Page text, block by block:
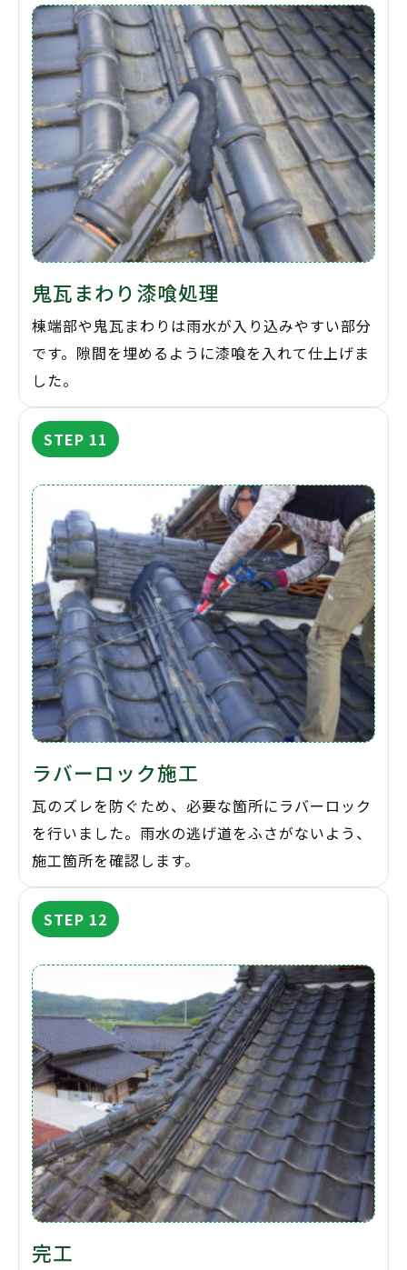
鬼瓦まわり漆喰処理
棟端部や鬼瓦まわりは雨水が入り込みやすい部分
です。隙間を埋めるように漆喰を入れて仕上げま
した。
STEP 11
ラバーロック施工
瓦のズレを防ぐため、必要な箇所にラバーロック
を行いました。雨水の逃げ道をふさがないよう、
施工箇所を確認します。
STEP 12
完工